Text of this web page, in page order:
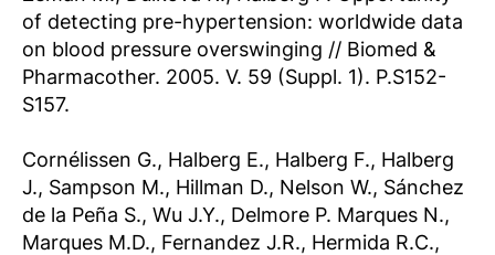
of detecting pre-hypertension: worldwide data
on blood pressure overswinging // Biomed &
Pharmacother. 2005. V. 59 (Suppl. 1). Р.S152-
S157.
Cornélissen G., Halberg E., Halberg F., Halberg
J., Sampson M., Hillman D., Nelson W., Sánchez
de la Peña S., Wu J.Y., Delmore P. Marques N.,
Marques M.D., Fernandez J.R., Hermida R.C.,